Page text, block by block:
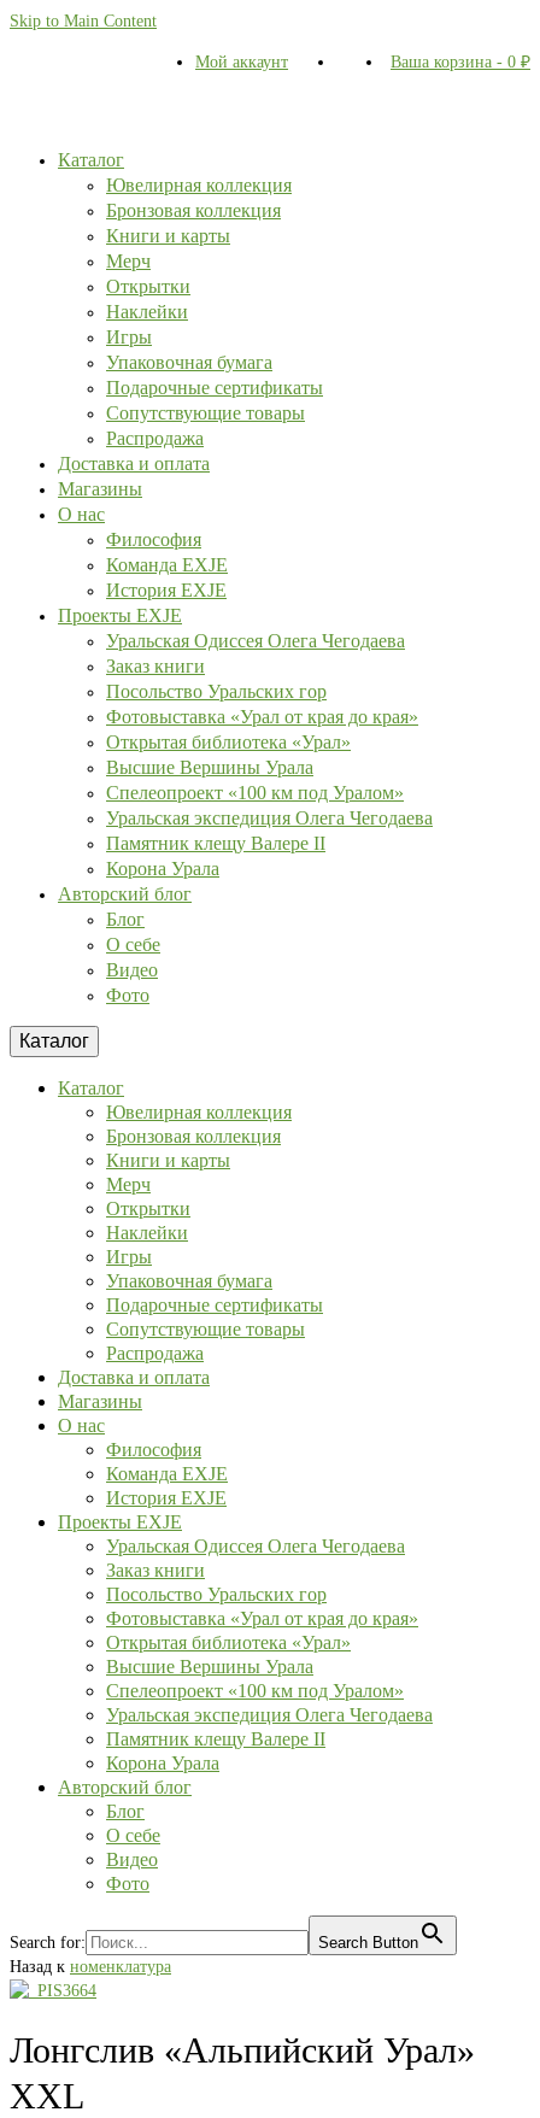
Skip to Main Content
Мой аккаунт Ваша корзина - 0 ₽
Каталог
Ювелирная коллекция
Бронзовая коллекция
Книги и карты
Мерч
Открытки
Наклейки
Игры
Упаковочная бумага
Подарочные сертификаты
Сопутствующие товары
Распродажа
Доставка и оплата
Магазины
О нас
Философия
Команда EXJE
История EXJE
Проекты EXJE
Уральская Одиссея Олега Чегодаева
Заказ книги
Посольство Уральских гор
Фотовыставка «Урал от края до края»
Открытая библиотека «Урал»
Высшие Вершины Урала
Спелеопроект «100 км под Уралом»
Уральская экспедиция Олега Чегодаева
Памятник клещу Валере II
Корона Урала
Авторский блог
Блог
О себе
Видео
Фото
Каталог
Каталог
Ювелирная коллекция
Бронзовая коллекция
Книги и карты
Мерч
Открытки
Наклейки
Игры
Упаковочная бумага
Подарочные сертификаты
Сопутствующие товары
Распродажа
Доставка и оплата
Магазины
О нас
Философия
Команда EXJE
История EXJE
Проекты EXJE
Уральская Одиссея Олега Чегодаева
Заказ книги
Посольство Уральских гор
Фотовыставка «Урал от края до края»
Открытая библиотека «Урал»
Высшие Вершины Урала
Спелеопроект «100 км под Уралом»
Уральская экспедиция Олега Чегодаева
Памятник клещу Валере II
Корона Урала
Авторский блог
Блог
О себе
Видео
Фото
Search for:
Search Button
Назад к номенклатура
Лонгслив «Альпийский Урал»
XXL